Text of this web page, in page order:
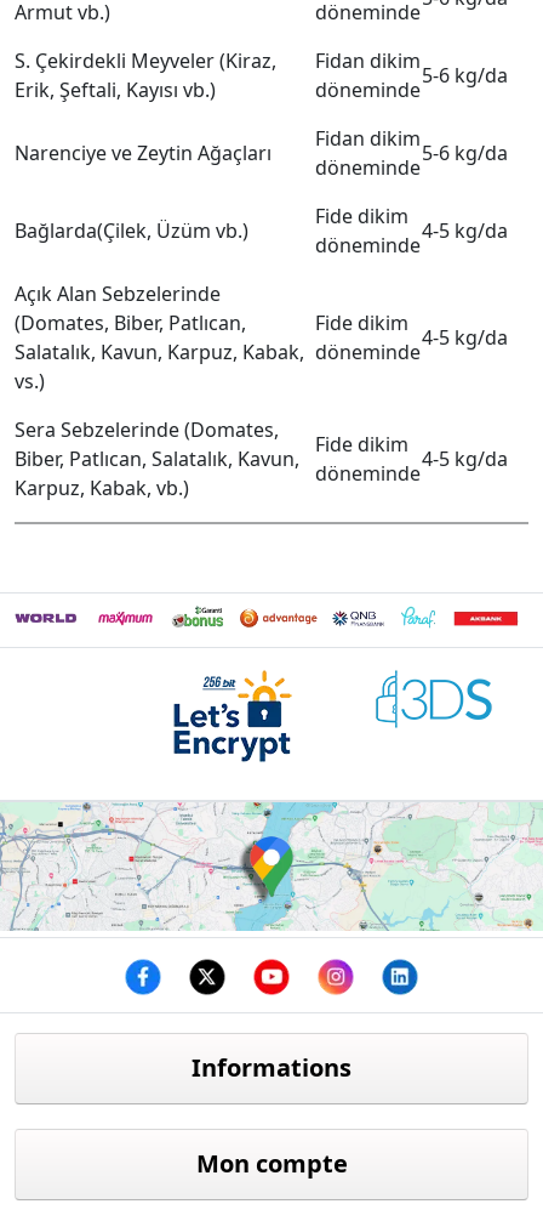
Armut vb.)
döneminde
S. Çekirdekli Meyveler (Kiraz,
Erik, Şeftali, Kayısı vb.)
Fidan dikim
döneminde
5-6 kg/da
Narenciye ve Zeytin Ağaçları
Fidan dikim
döneminde
5-6 kg/da
Bağlarda(Çilek, Üzüm vb.)
Fide dikim
döneminde
4-5 kg/da
Açık Alan Sebzelerinde
(Domates, Biber, Patlıcan,
Salatalık, Kavun, Karpuz, Kabak,
vs.)
Fide dikim
döneminde
4-5 kg/da
Sera Sebzelerinde (Domates,
Biber, Patlıcan, Salatalık, Kavun,
Karpuz, Kabak, vb.)
Fide dikim
döneminde
4-5 kg/da
Informations
Mon compte